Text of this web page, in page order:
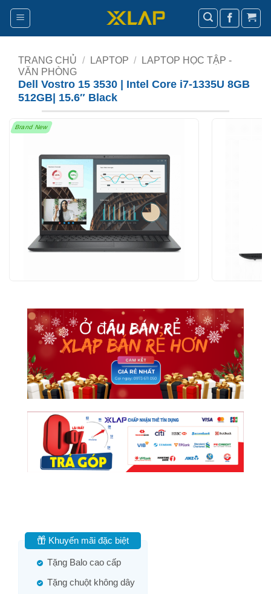
Bỏ
nội
TRANG CHỦ / LAPTOP /
LAPTOP HỌC TẬP -
VĂN PHÒNG
Dell Vostro 15 3530 | Intel Core i7-1335U 8GB
512GB| 15.6″ Black
Brand New
Khuyến mãi đặc biệt
Tặng Balo cao cấp
Tặng chuột không dây